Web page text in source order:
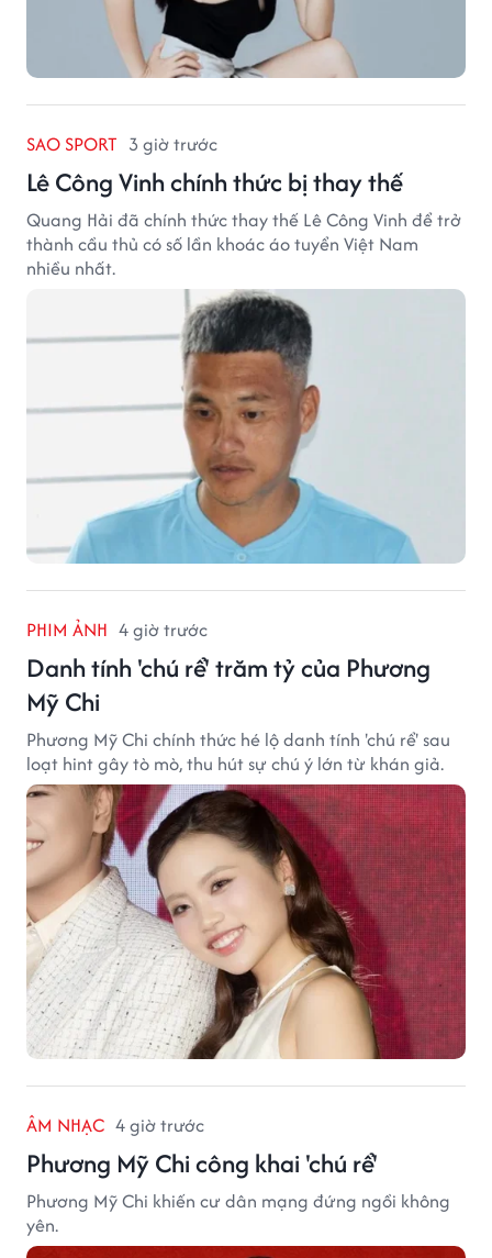
SAO SPORT 3 giờ trước
Lê Công Vinh chính thức bị thay thế
Quang Hải đã chính thức thay thế Lê Công Vinh để trở
thành cầu thủ có số lần khoác áo tuyển Việt Nam
nhiều nhất.
PHIM ẢNH 4 giờ trước
Danh tính 'chú rể' trăm tỷ của Phương
Mỹ Chi
Phương Mỹ Chi chính thức hé lộ danh tính 'chú rể' sau
loạt hint gây tò mò, thu hút sự chú ý lớn từ khán giả.
ÂM NHẠC 4 giờ trước
Phương Mỹ Chi công khai 'chú rể'
Phương Mỹ Chi khiến cư dân mạng đứng ngồi không
yên.